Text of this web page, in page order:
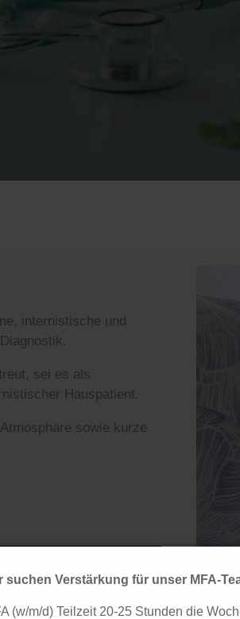
internistische und
sei es als
Hauspatient.
sowie kurze
(
zuletzt als Oberärztin
verstärkt seit
suchen Verstärkung für unser MFA-
(w/m/d) Teilzeit 20-25 Stunden die